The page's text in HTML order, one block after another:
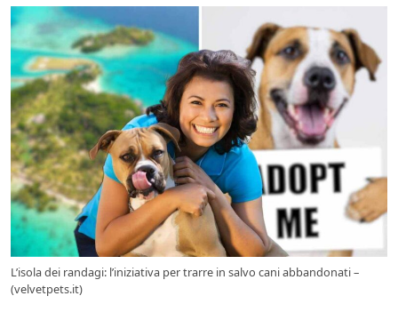
L’isola dei randagi: l’iniziativa per trarre in salvo cani abbandonati –
(velvetpets.it)